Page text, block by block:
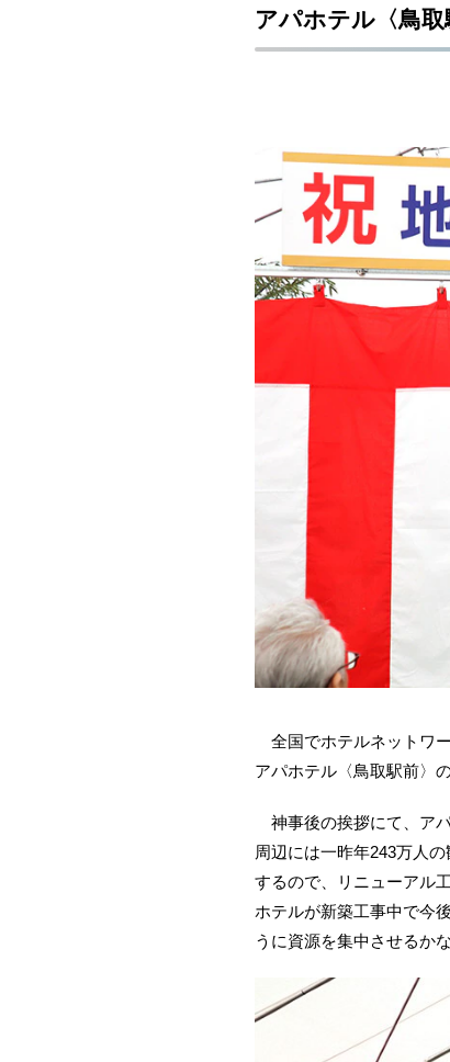
アパホテル〈鳥
全国でホテルネットワ
アパホテル〈鳥取駅前〉
神事後の挨拶にて、ア
周辺には一昨年243万人
するので、リニューアル
ホテルが新築工事中で今
うに資源を集中させるか